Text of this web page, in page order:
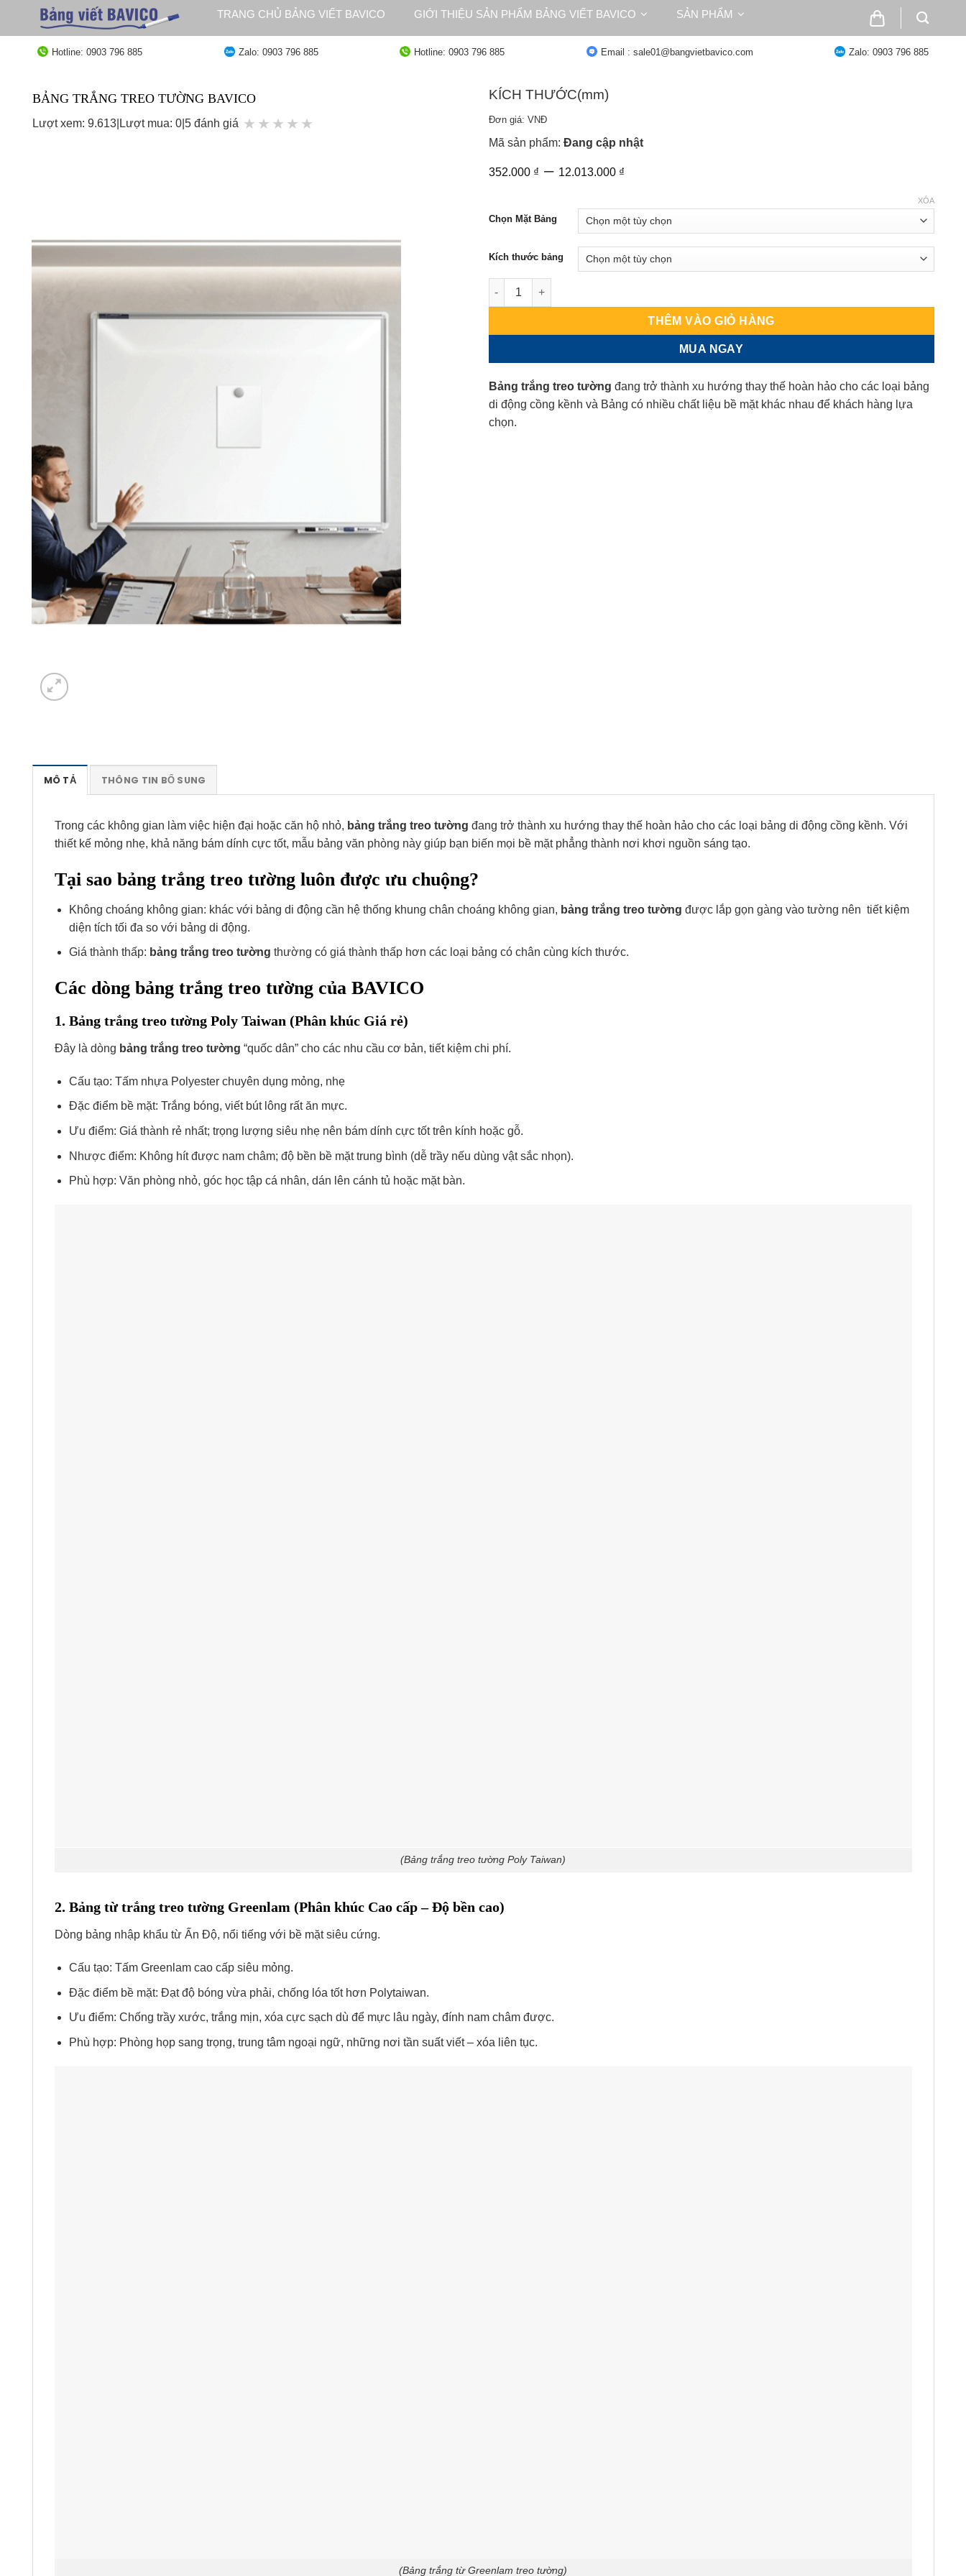
TRANG CHỦ BẢNG VIẾT BAVICO GIỚI THIỆU SẢN PHẨM BẢNG VIẾT BAVICO SẢN PHẨM
Hotline: 0903 796 885 Zalo: 0903 796 885 Hotline: 0903 796 885 Email : sale01@bangvietbavico.com Zalo: 0903 796 885
BẢNG TRẮNG TREO TƯỜNG BAVICO
Lượt xem: 9.613| Lượt mua: 0| 5 đánh giá ★ ★ ★ ★ ★
KÍCH THƯỚC(mm)
Đơn giá: VNĐ
Mã sản phẩm: Đang cập nhật
352.000 ₫ – 12.013.000 ₫Khoảng
từ
352.000 ₫
đến
12.013.000 ₫
Chọn Mặt Bảng
Kích thước bảng
XÓA
Bảng Trắng Treo Tường BAVICO số lượng
THÊM VÀO GIỎ HÀNG
MUA NGAY
Bảng trắng treo tường đang trở thành xu hướng thay thế hoàn hảo cho các loại bảng
di động cồng kềnh và Bảng có nhiều chất liệu bề mặt khác nhau để khách hàng lựa
chọn.
MÔ TẢ THÔNG TIN BỔ SUNG
Trong các không gian làm việc hiện đại hoặc căn hộ nhỏ, bảng trắng treo tường đang trở thành xu hướng thay thế hoàn hảo cho các loại bảng di động cồng kềnh. Với
thiết kế mỏng nhẹ, khả năng bám dính cực tốt, mẫu bảng văn phòng này giúp bạn biến mọi bề mặt phẳng thành nơi khơi nguồn sáng tạo.
Tại sao bảng trắng treo tường luôn được ưu chuộng?
Không choáng không gian: khác với bảng di động cần hệ thống khung chân choáng không gian, bảng trắng treo tường được lắp gọn gàng vào tường nên tiết kiệm
diện tích tối đa so với bảng di động.
Giá thành thấp: bảng trắng treo tường thường có giá thành thấp hơn các loại bảng có chân cùng kích thước.
Các dòng bảng trắng treo tường của BAVICO
1. Bảng trắng treo tường Poly Taiwan (Phân khúc Giá rẻ)
Đây là dòng bảng trắng treo tường “quốc dân” cho các nhu cầu cơ bản, tiết kiệm chi phí.
Cấu tạo: Tấm nhựa Polyester chuyên dụng mỏng, nhẹ
Đặc điểm bề mặt: Trắng bóng, viết bút lông rất ăn mực.
Ưu điểm: Giá thành rẻ nhất; trọng lượng siêu nhẹ nên bám dính cực tốt trên kính hoặc gỗ.
Nhược điểm: Không hít được nam châm; độ bền bề mặt trung bình (dễ trầy nếu dùng vật sắc nhọn).
Phù hợp: Văn phòng nhỏ, góc học tập cá nhân, dán lên cánh tủ hoặc mặt bàn.
(Bảng trắng treo tường Poly Taiwan)
2. Bảng từ trắng treo tường Greenlam (Phân khúc Cao cấp – Độ bền cao)
Dòng bảng nhập khẩu từ Ấn Độ, nổi tiếng với bề mặt siêu cứng.
Cấu tạo: Tấm Greenlam cao cấp siêu mỏng.
Đặc điểm bề mặt: Đạt độ bóng vừa phải, chống lóa tốt hơn Polytaiwan.
Ưu điểm: Chống trầy xước, trắng mịn, xóa cực sạch dù để mực lâu ngày, đính nam châm được.
Phù hợp: Phòng họp sang trọng, trung tâm ngoại ngữ, những nơi tần suất viết – xóa liên tục.
(Bảng trắng từ Greenlam treo tường)